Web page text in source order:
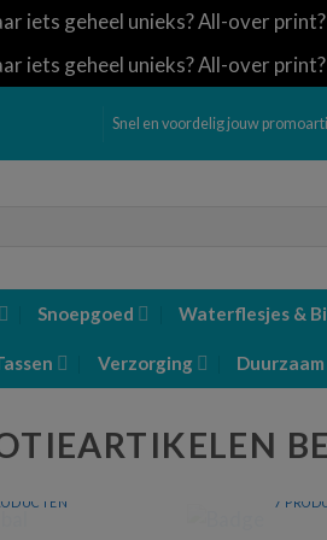
iets geheel unieks? All-over
iets geheel unieks? All-over
Snel en voordelig jouw
Snoepgoed Waterflesjes &
Verzorging Duurzaam
7